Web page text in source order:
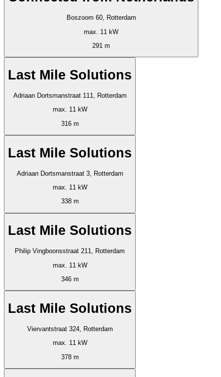
Boszoom 60, Rotterdam
max. 11 kW
291 m
Last Mile Solutions
Adriaan Dortsmanstraat 111, Rotterdam
max. 11 kW
316 m
Last Mile Solutions
Adriaan Dortsmanstraat 3, Rotterdam
max. 11 kW
338 m
Last Mile Solutions
Philip Vingboonsstraat 211, Rotterdam
max. 11 kW
346 m
Last Mile Solutions
Viervantstraat 324, Rotterdam
max. 11 kW
378 m